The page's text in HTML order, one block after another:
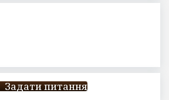
Задати питання